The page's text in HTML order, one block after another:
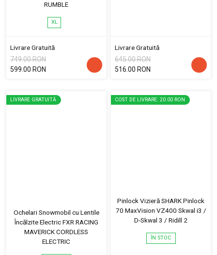
RUMBLE
XL
Livrare Gratuită
749.00 RON
599.00 RON
Livrare Gratuită
645.00 RON
516.00 RON
LIVRARE GRATUITĂ
Ochelari Snowmobil cu Lentile
Încălzite Electric FXR RACING
MAVERICK CORDLESS
ELECTRIC
COST DE LIVRARE: 20.00 RON
Pinlock Vizieră SHARK Pinlock
70 MaxVision VZ400 Skwal i3 /
D-Skwal 3 / Ridill 2
ÎN STOC